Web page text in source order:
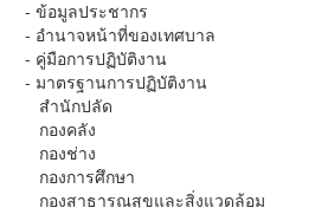
- ข้อมูลประชากร
- อำนาจหน้าที่ของเทศบาล
- คู่มือการปฏิบัติงาน
- มาตรฐานการปฏิบัติงาน
สำนักปลัด
กองคลัง
กองช่าง
กองการศึกษา
กองสาธารณสุขและสิ่งแวดล้อม